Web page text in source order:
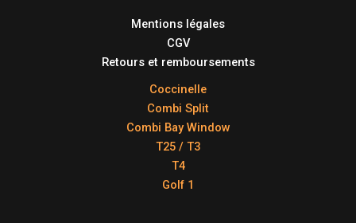
Mentions légales
CGV
Retours et remboursements
Coccinelle
Combi Split
Combi Bay Window
T25 / T3
T4
Golf 1